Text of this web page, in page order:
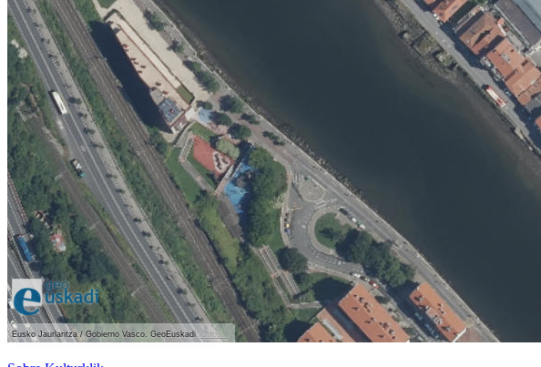
Eusko Jaurlaritza / Gobierno Vasco. GeoEuskadi Otros...